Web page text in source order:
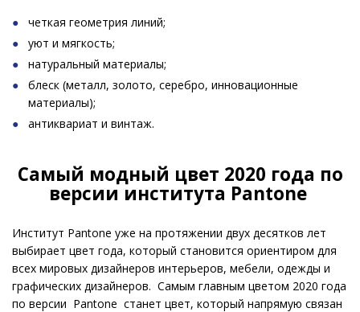
четкая геометрия линий;
уют и мягкость;
натуральный материалы;
блеск (металл, золото, серебро, инновационные
материалы);
антиквариат и винтаж.
Самый модный цвет 2020 года по
версии института Pantone
Институт Pantone уже на протяжении двух десятков лет
выбирает цвет года, который становится ориентиром для
всех мировых дизайнеров интерьеров, мебели, одежды и
графических дизайнеров. Самым главным цветом 2020 года
по версии Pantone станет цвет, который напрямую связан